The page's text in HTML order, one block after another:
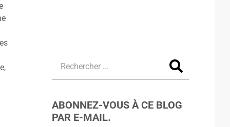
ABONNEZ-VOUS À CE BLOG
PAR E-MAIL.